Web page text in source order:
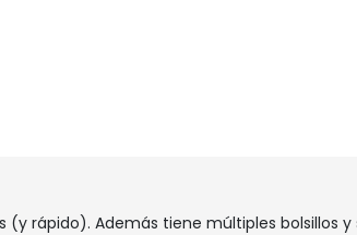
rápido). Además tiene múltiples bolsillos y